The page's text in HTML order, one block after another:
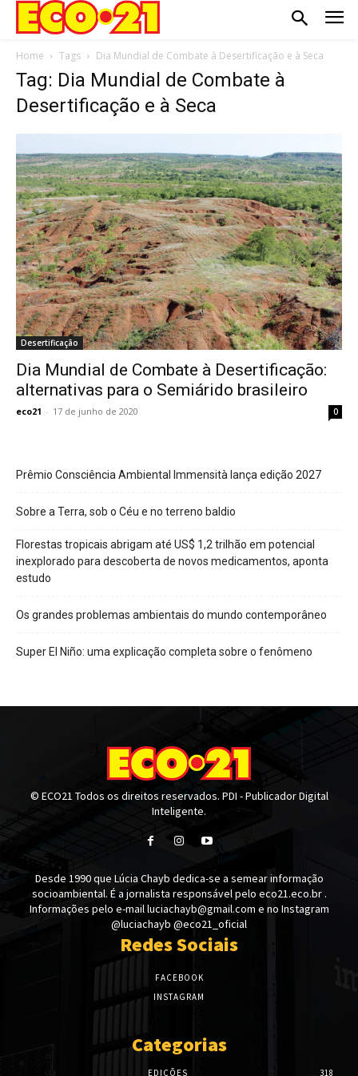
Home Tags Dia Mundial de Combate à Desertificação e à Seca
Tag: Dia Mundial de Combate à
Desertificação e à Seca
Desertificação
Dia Mundial de Combate à Desertificação:
alternativas para o Semiárido brasileiro
eco21 - 17 de junho de 2020 0
Prêmio Consciência Ambiental Immensità lança edição 2027
Sobre a Terra, sob o Céu e no terreno baldio
Florestas tropicais abrigam até US$ 1,2 trilhão em potencial
inexplorado para descoberta de novos medicamentos, aponta
estudo
Os grandes problemas ambientais do mundo contemporâneo
Super El Niño: uma explicação completa sobre o fenômeno
© ECO21 Todos os direitos reservados. PDI - Publicador Digital
Inteligente.
Desde 1990 que Lúcia Chayb dedica-se a semear informação
socioambiental. É a jornalista responsável pelo eco21.eco.br .
Informações pelo e-mail luciachayb@gmail.com e no Instagram
@luciachayb @eco21_oficial
Redes Sociais
FACEBOOK
INSTAGRAM
Categorias
EDIÇÕES 318